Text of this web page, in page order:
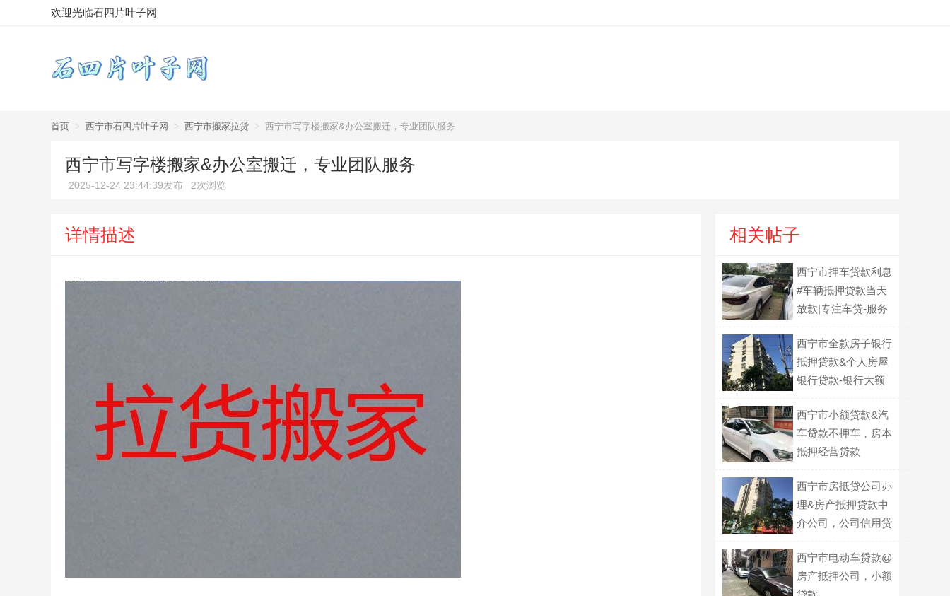
欢迎光临石四片叶子网
首页 > 西宁市石四片叶子网 > 西宁市搬家拉货 > 西宁市写字楼搬家&办公室搬迁，专业团队服务
西宁市写字楼搬家&办公室搬迁，专业团队服务
2025-12-24 23:44:39发布 2次浏览
详情描述 相关帖子
西宁市押车贷款利息
#车辆抵押贷款当天
放款|专注车贷-服务
西宁市全款房子银行
抵押贷款&个人房屋
银行贷款-银行大额
西宁市小额贷款&汽
车贷款不押车，房本
抵押经营贷款
西宁市房抵贷公司办
理&房产抵押贷款中
介公司，公司信用贷
西宁市电动车贷款@
房产抵押公司，小额